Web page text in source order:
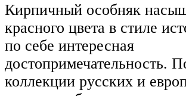
Кирпичный особняк
красного цвета в стиле
по себе интересная
достопримечательность.
коллекции русских и